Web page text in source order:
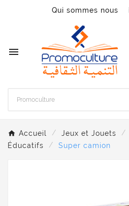
Qui sommes nous

Accueil Jeux et Jouets
Éducatifs
Super camion